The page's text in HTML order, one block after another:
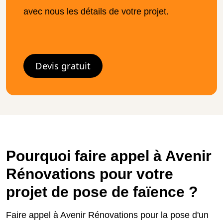
avec nous les détails de votre projet.
Devis gratuit
Pourquoi faire appel à Avenir
Rénovations pour votre
projet de pose de faïence ?
Faire appel à Avenir Rénovations pour la pose d'un